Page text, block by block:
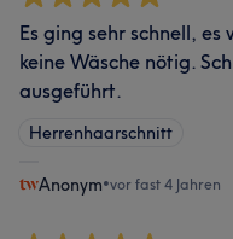
Es ging sehr schnell,
keine Wäsche nötig.
ausgeführt.
Herrenhaarschnitt
Anonym•vor fast 4 Jahren